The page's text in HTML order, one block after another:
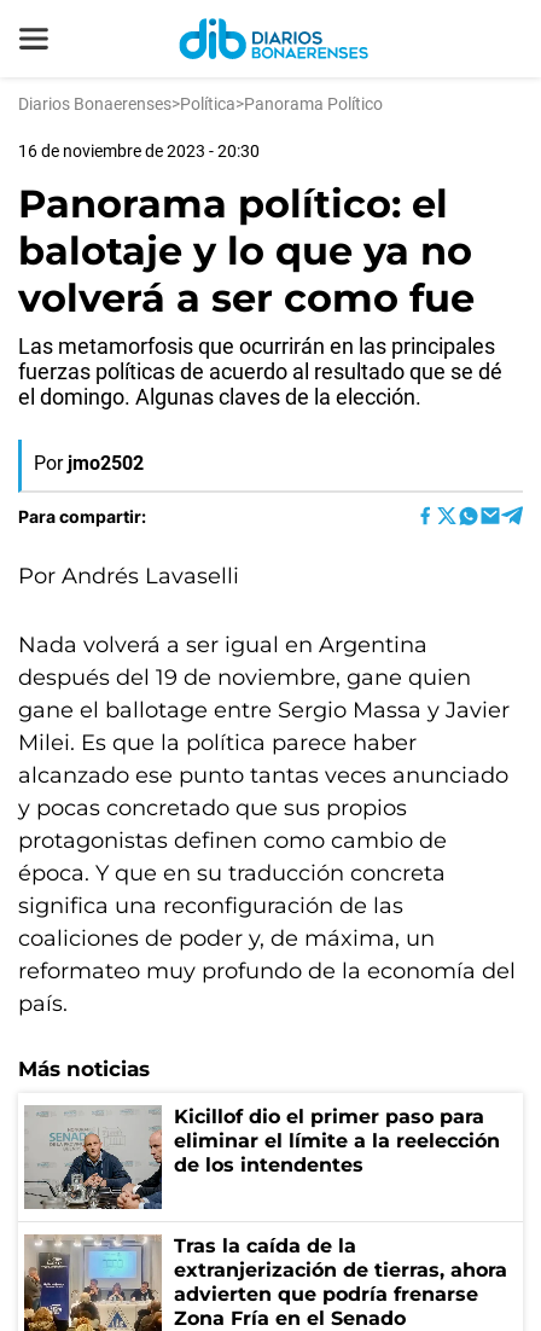
Diarios Bonaerenses>Política>Panorama Político
16 de noviembre de 2023 - 20:30
Panorama político: el
balotaje y lo que ya no
volverá a ser como fue
Las metamorfosis que ocurrirán en las principales
fuerzas políticas de acuerdo al resultado que se dé
el domingo. Algunas claves de la elección.
Por jmo2502
Para compartir:
Por Andrés Lavaselli
Nada volverá a ser igual en Argentina
después del 19 de noviembre, gane quien
gane el ballotage entre Sergio Massa y Javier
Milei. Es que la política parece haber
alcanzado ese punto tantas veces anunciado
y pocas concretado que sus propios
protagonistas definen como cambio de
época. Y que en su traducción concreta
significa una reconfiguración de las
coaliciones de poder y, de máxima, un
reformateo muy profundo de la economía del
país.
Más noticias
Kicillof dio el primer paso para
eliminar el límite a la reelección
de los intendentes
Tras la caída de la
extranjerización de tierras, ahora
advierten que podría frenarse
Zona Fría en el Senado